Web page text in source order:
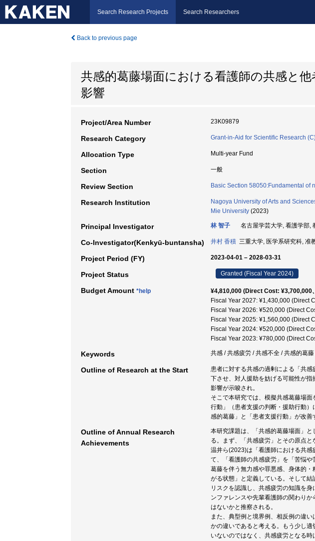
Search Research Projects Search Researchers
Back to previous page
共感的葛藤場面における看護師の共感と
影響
Project/Area Number 23K09879
Research Category Grant-in-Aid for Scientific Research
Allocation Type Multi-year Fund
Section 一般
Review Section Basic Section 58050:Fundamental of
Research Institution Nagoya University of Arts and
Mie University (2023)
Principal Investigator 林 智子 名古屋学芸大学, 看護学部,
Co-Investigator(Kenkyū-buntansha) 井村 香積 三重大学, 医学系研究科, 准
Project Period (FY) 2023-04-01 – 2028-03-31
Project Status Granted (Fiscal Year 2024)
Budget Amount *help
¥4,810,000 (Direct Cost: ¥3,700,000
Fiscal Year 2027: ¥1,430,000 (Direct
Fiscal Year 2026: ¥520,000 (Direct
Fiscal Year 2025: ¥1,560,000 (Direct
Fiscal Year 2024: ¥520,000 (Direct
Fiscal Year 2023: ¥780,000 (Direct
Keywords 共感 / 共感疲労 / 共感不全 / 共感的葛
Outline of Research at the Start
患者に対する共感の過剰による「共
下させ、対人援助を妨げる可能性が
影響が示唆され。
そこで本研究では、模擬共感葛藤場
行動」（患者支援の判断・援助行動
感的葛藤」と「患者支援行動」が改善
Outline of Annual Research
Achievements
本研究課題は、「共感的葛藤場面」
る。まず、「共感疲労」とその原点と
温井ら(2023)は「看護師における共
て、「看護師の共感疲労」を「苦悩
葛藤を伴う無力感や罪悪感、身体的
がる状態」と定義している。そして
リスクを認識し、共感疲労の知識を
ンファレンスや先輩看護師の関わり
はないかと推察される。
また、典型例と境界例、相反例の違
かの違いであると考える。もう少し
いないのではなく、共感疲労となる